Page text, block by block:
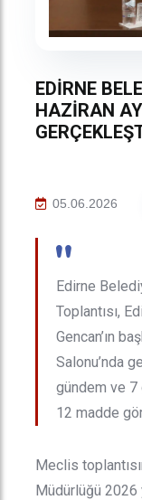
EDİRNE
HAZİRAN
05.06.2026
"
Edirne
Toplantısı,
Gencan’ın
Salonu’nda
gündem ve 7
12 madde
Meclis
Müdürlüğü 2026